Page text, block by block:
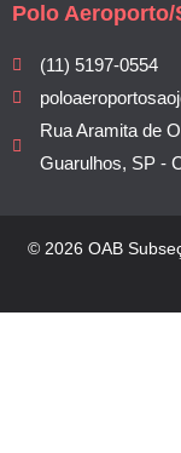
Polo Aeroporto/
(11) 5197-0554
Rua Aramita de
Guarulhos, SP -
© 2026 OAB